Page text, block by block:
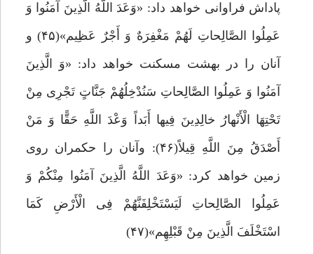
پاداش فراوانی خواهد داد: «وَعَدَ اللَّهُ الَّذِینَ آمَنُوا وَ
عَمِلُوا الصَّالِحاتِ لَهُمْ مَغْفِرَهٌ وَ أَجْرٌ عَظِیم»(۴۵) و
آنان را در بهشت مسکنت خواهد داد: «وَ الَّذِینَ
آمَنُوا وَ عَمِلُوا الصَّالِحاتِ سَنُدْخِلُهُمْ جَنَّاتٍ تَجْرِی مِنْ
تَحْتِهَا الْأَنْهارُ خالِدِینَ فِیها أَبَداً وَعْدَ اللَّهِ حَقًّا وَ مَنْ
أَصْدَقُ مِنَ اللَّهِ قِیلاً(۴۶): وآنان را حکمران روی
زمین خواهد کرد: «وَعَدَ اللَّهُ الَّذِینَ آمَنُوا مِنْکُمْ وَ
عَمِلُوا الصَّالِحاتِ لَیَسْتَخْلِفَنَّهُمْ فِی الْأَرْضِ کَمَا
اسْتَخْلَفَ الَّذِینَ مِنْ قَبْلِهِم»(۴۷)